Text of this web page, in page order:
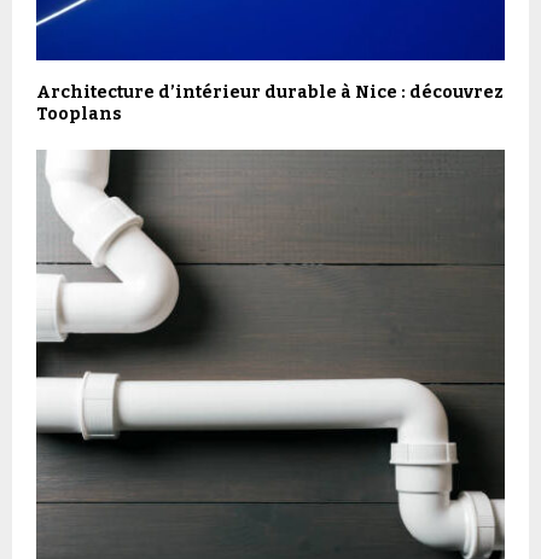
Architecture d’intérieur durable à Nice : découvrez
Tooplans